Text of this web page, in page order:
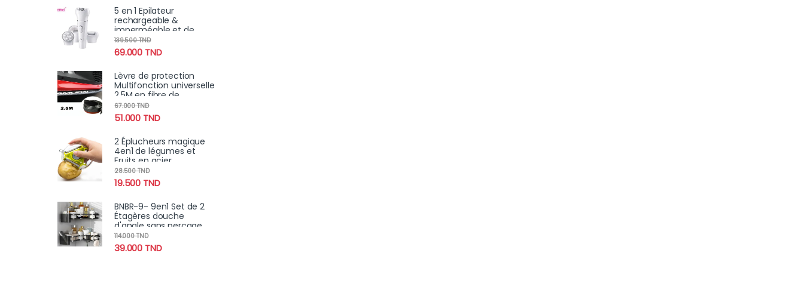
5 en 1 Epilateur
rechargeable &
imperméable et de
soins de la peau avec
brosse nettoyante,
masseur facial
69.000 TND
139.500TND
Lèvre de protection
Multifonction universelle
2.5M en fibre de
carbone Samurai pour
voiture
51.000 TND
67.000TND
2 Éplucheurs magique
4en1 de légumes et
Fruits en acier
inoxydable
19.500 TND
28.500TND
BNBR-9- 9en1 Set de 2
Étagères douche
d'angle sans perçage
INOX rangement salle
de bain
39.000 TND
114.000TND